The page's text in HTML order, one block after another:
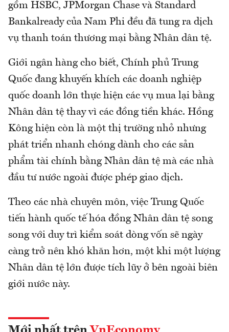
gồm HSBC, JPMorgan Chase và Standard
Bankalready của Nam Phi đều đã tung ra dịch
vụ thanh toán thương mại bằng Nhân dân tệ.
Giới ngân hàng cho biết, Chính phủ Trung
Quốc đang khuyến khích các doanh nghiệp
quốc doanh lớn thực hiện các vụ mua lại bằng
Nhân dân tệ thay vì các đồng tiền khác. Hồng
Kông hiện còn là một thị trường nhỏ nhưng
phát triển nhanh chóng dành cho các sản
phẩm tài chính bằng Nhân dân tệ mà các nhà
đầu tư nước ngoài được phép giao dịch.
Theo các nhà chuyên môn, việc Trung Quốc
tiến hành quốc tế hóa đồng Nhân dân tệ song
song với duy trì kiểm soát dòng vốn sẽ ngày
càng trở nên khó khăn hơn, một khi một lượng
Nhân dân tệ lớn được tích lũy ở bên ngoài biên
giới nước này.